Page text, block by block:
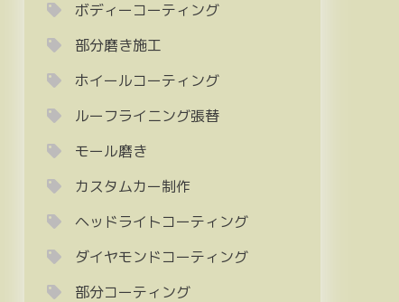
ボディーコーティング
部分磨き施工
ホイールコーティング
ルーフライニング張替
モール磨き
カスタムカー制作
ヘッドライトコーティング
ダイヤモンドコーティング
部分コーティング